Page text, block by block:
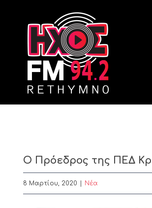
Ο Πρόεδρος της ΠΕΔ
8 Μαρτίου, 2020 Nέα